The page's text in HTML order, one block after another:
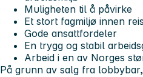
Muligheten til å påvirke
Et stort fagmiljø innen
Gode ansattfordeler
En trygg og stabil
Arbeid i en av Norges
På grunn av salg fra